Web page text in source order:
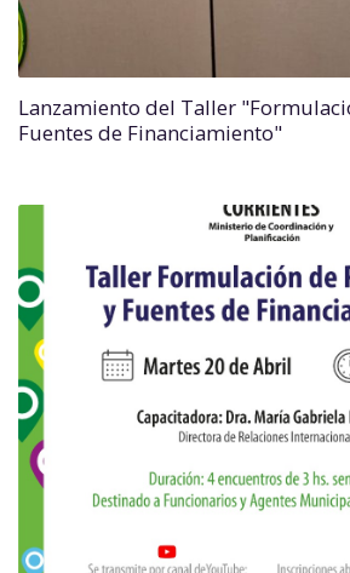
Lanzamiento del Taller
Fuentes de Financiamiento"